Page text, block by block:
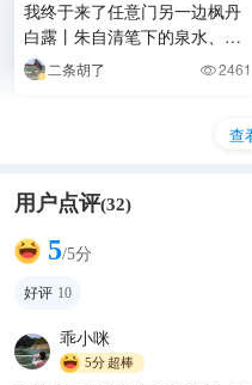
我终于来了任意门另一边枫丹
白露丨朱自清笔下的泉水、宫
殿与森林
二条胡了 2461
查
用户点评(32)
5/5分
好评 10
乖小咪
5分超棒